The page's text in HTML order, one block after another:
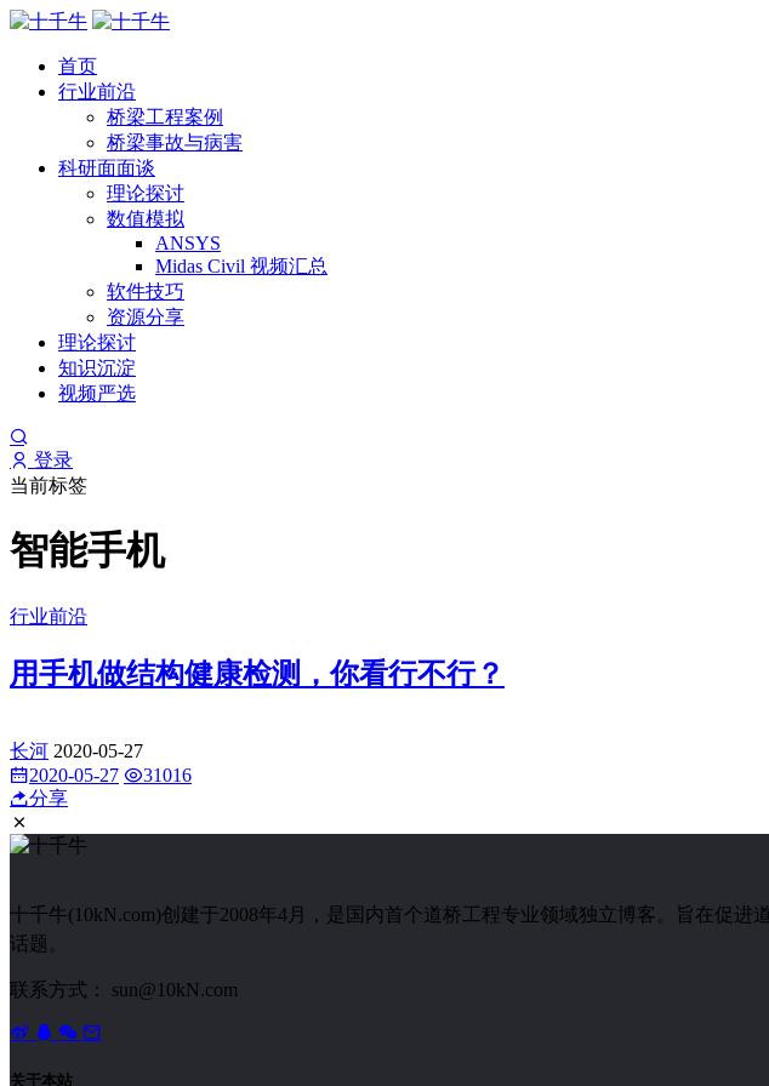
首页
行业前沿
桥梁工程案例
桥梁事故与病害
科研面面谈
理论探讨
数值模拟
ANSYS
Midas Civil 视频汇总
软件技巧
资源分享
理论探讨
知识沉淀
视频严选
登录
当前标签
智能手机
行业前沿
用手机做结构健康检测，你看行不行？
长河 2020-05-27
2020-05-27
31016
分享
十千牛(10kN.com)创建于2008年4月，是国内首个道桥工程专业领域独立博客。旨在促
话题。
联系方式： sun@10kN.com
关于本站